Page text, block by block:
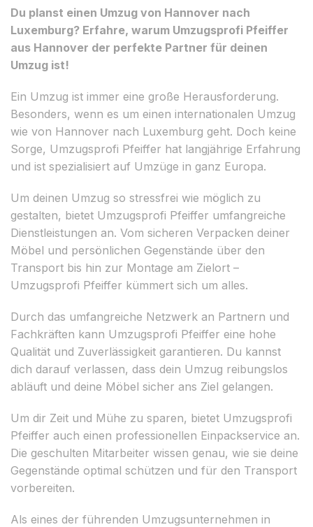
Du planst einen Umzug von Hannover nach
Luxemburg? Erfahre, warum Umzugsprofi Pfeiffer
aus Hannover der perfekte Partner für deinen
Umzug ist!
Ein Umzug ist immer eine große Herausforderung.
Besonders, wenn es um einen internationalen Umzug
wie von Hannover nach Luxemburg geht. Doch keine
Sorge, Umzugsprofi Pfeiffer hat langjährige Erfahrung
und ist spezialisiert auf Umzüge in ganz Europa.
Um deinen Umzug so stressfrei wie möglich zu
gestalten, bietet Umzugsprofi Pfeiffer umfangreiche
Dienstleistungen an. Vom sicheren Verpacken deiner
Möbel und persönlichen Gegenstände über den
Transport bis hin zur Montage am Zielort –
Umzugsprofi Pfeiffer kümmert sich um alles.
Durch das umfangreiche Netzwerk an Partnern und
Fachkräften kann Umzugsprofi Pfeiffer eine hohe
Qualität und Zuverlässigkeit garantieren. Du kannst
dich darauf verlassen, dass dein Umzug reibungslos
abläuft und deine Möbel sicher ans Ziel gelangen.
Um dir Zeit und Mühe zu sparen, bietet Umzugsprofi
Pfeiffer auch einen professionellen Einpackservice an.
Die geschulten Mitarbeiter wissen genau, wie sie deine
Gegenstände optimal schützen und für den Transport
vorbereiten.
Als eines der führenden Umzugsunternehmen in